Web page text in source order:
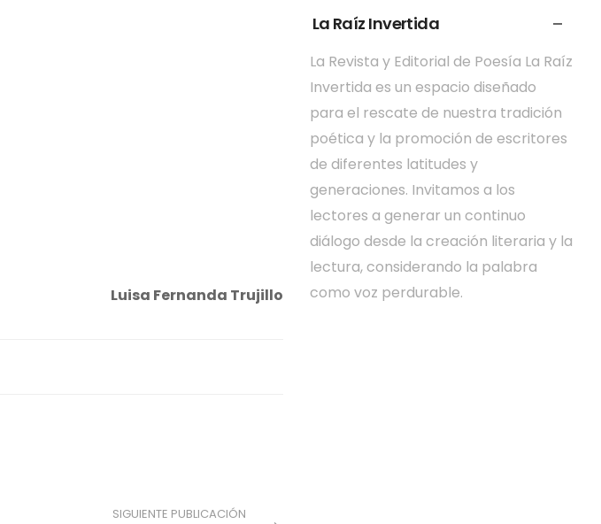
Luisa Fernanda Trujillo
SIGUIENTE PUBLICACIÓN
La Raíz Invertida
La Revista y Editorial de Poesía La Raíz
Invertida es un espacio diseñado
para el rescate de nuestra tradición
poética y la promoción de escritores
de diferentes latitudes y
generaciones. Invitamos a los
lectores a generar un continuo
diálogo desde la creación literaria y la
lectura, considerando la palabra
como voz perdurable.